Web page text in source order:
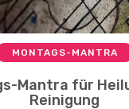
MONTAGS-MANTRA
Mantra für
Reinigung